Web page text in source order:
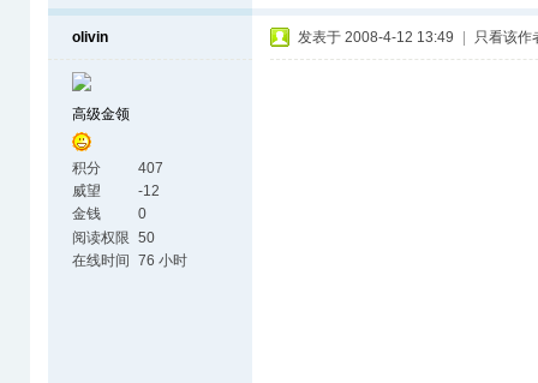
olivin
高级金领
积分
407
威望
-12
金钱
0
阅读权限 50
在线时间 76 小时
发表于 2008-4-12 13:49 只看该作